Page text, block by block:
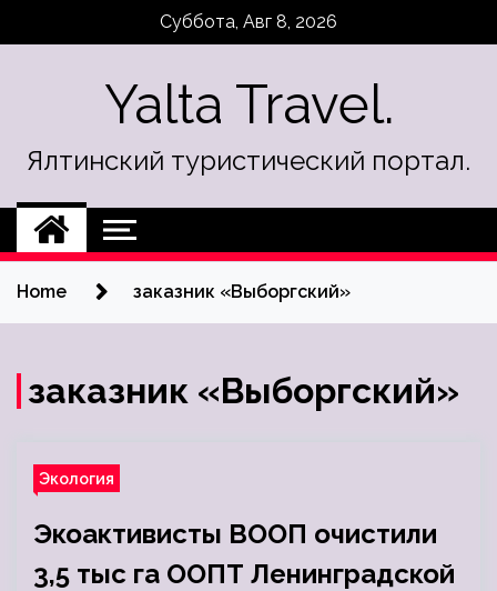
Суббота, Авг 8, 2026
Yalta Travel.
Ялтинский туристический портал.
Home заказник «Выборгский»
заказник «Выборгский»
Экология
Экоактивисты ВООП очистили
3,5 тыс га ООПТ Ленинградской